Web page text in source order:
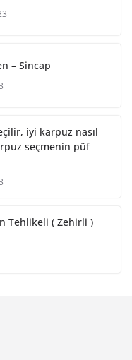
– Sincap
iyi karpuz nasıl
seçmenin püf
Tehlikeli ( Zehirli )